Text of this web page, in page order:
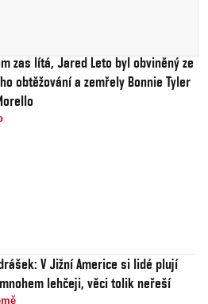
zas lítá, Jared Leto byl obviněný ze
obtěžování a zemřely Bonnie Tyler
V Jižní Americe si lidé plují
lehčeji, věci tolik neřeší